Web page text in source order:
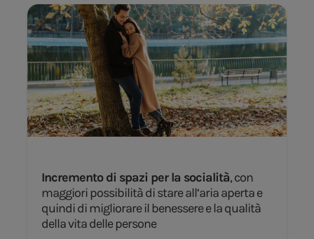
Incremento di spazi per la socialità, con
maggiori possibilità di stare all’aria aperta e
quindi di migliorare il benessere e la qualità
della vita delle persone